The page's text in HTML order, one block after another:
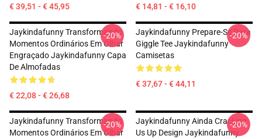
€ 39,51 - € 45,95 € 14,81 - € 16,10
Jaykindafunny Transformando
Momentos Ordinários Em Olhar
Engraçado Jaykindafunny Capa
De Almofadas
€ 22,08 - € 26,68
-20%
Jaykindafunny Prepare-Se Para
Giggle Tee Jaykindafunny
Camisetas
€ 37,67 - € 44,11
-20%
Jaykindafunny Transformando
Momentos Ordinários Em Olhar
-20%
Jaykindafunny Ainda Cracking
Us Up Design Jaykindafunny
-20%